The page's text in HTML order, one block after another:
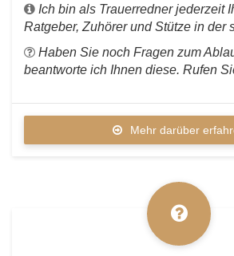
Ich bin als Trauerredner jederzeit
Ratgeber, Zuhörer und Stütze in der
Haben Sie noch Fragen zum
beantworte ich Ihnen diese. Rufen
Mehr darüber